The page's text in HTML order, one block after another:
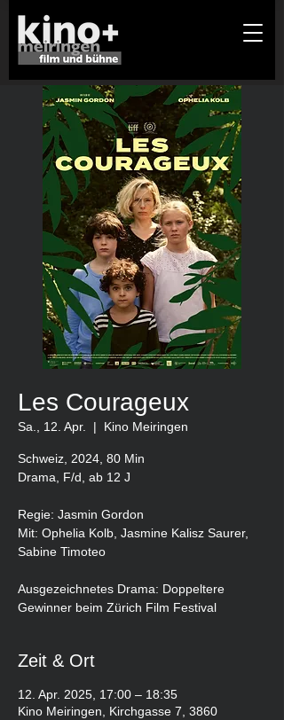
Les Courageux
Sa., 12. Apr.
  |
Kino Meiringen
Schweiz, 2024, 80 Min
Drama, F/d, ab 12 J
Regie: Jasmin Gordon
Mit: Ophelia Kolb, Jasmine Kalisz Saurer,
Sabine Timoteo
Ausgezeichnetes Drama: Doppeltere
Gewinner beim Zürich Film Festival
Zeit & Ort
12. Apr. 2025, 17:00 – 18:35
Kino Meiringen, Kirchgasse 7, 3860